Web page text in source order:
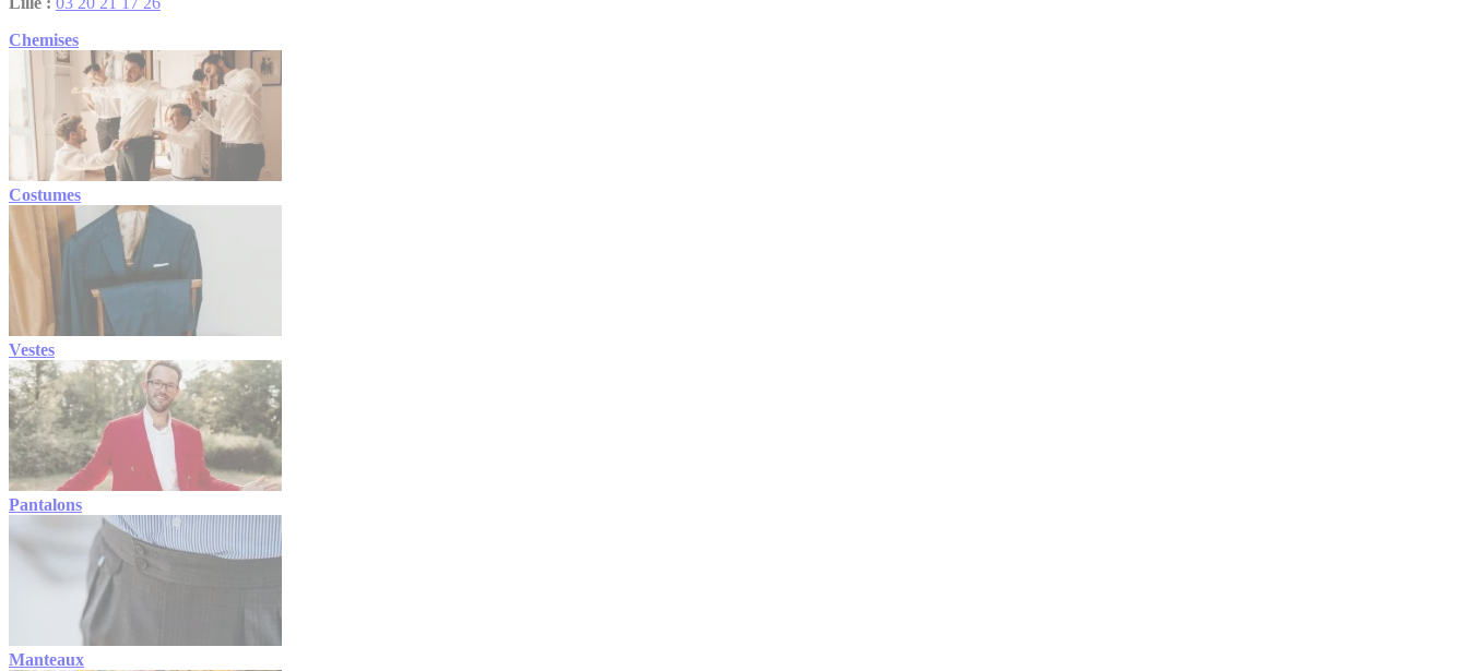
Chemises
Costumes
Vestes
Pantalons
Manteaux